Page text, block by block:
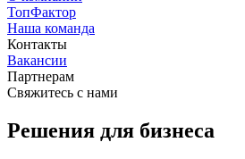
ТопФактор
Наша команда
Контакты
Вакансии
Партнерам
Свяжитесь с нами
Решения для бизнеса